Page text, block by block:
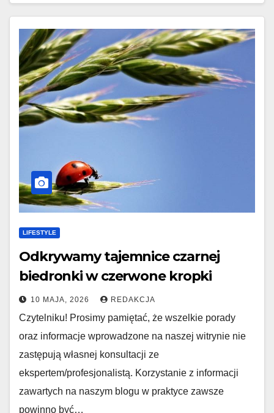
LIFESTYLE
Odkrywamy tajemnice czarnej
biedronki w czerwone kropki
10 MAJA, 2026 REDAKCJA
Czytelniku! Prosimy pamiętać, że wszelkie porady
oraz informacje wprowadzone na naszej witrynie nie
zastępują własnej konsultacji ze
ekspertem/profesjonalistą. Korzystanie z informacji
zawartych na naszym blogu w praktyce zawsze
powinno być…